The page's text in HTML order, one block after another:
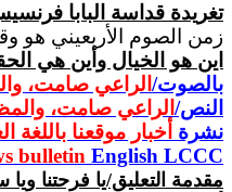
تغريدة قداسة البابا
زمن الصوم الأربعيني هو
اين هو الخيال وأين هي
بالصوت/ الراعي صامت،
النص/ الراعي صامت،
نشرة أخبار موقعنا باللغة
English LCCC
bulletin